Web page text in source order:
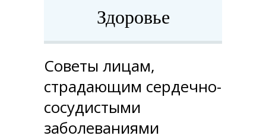
Здоровье
Советы лицам,
страдающим сердечно-
сосудистыми
заболеваниями